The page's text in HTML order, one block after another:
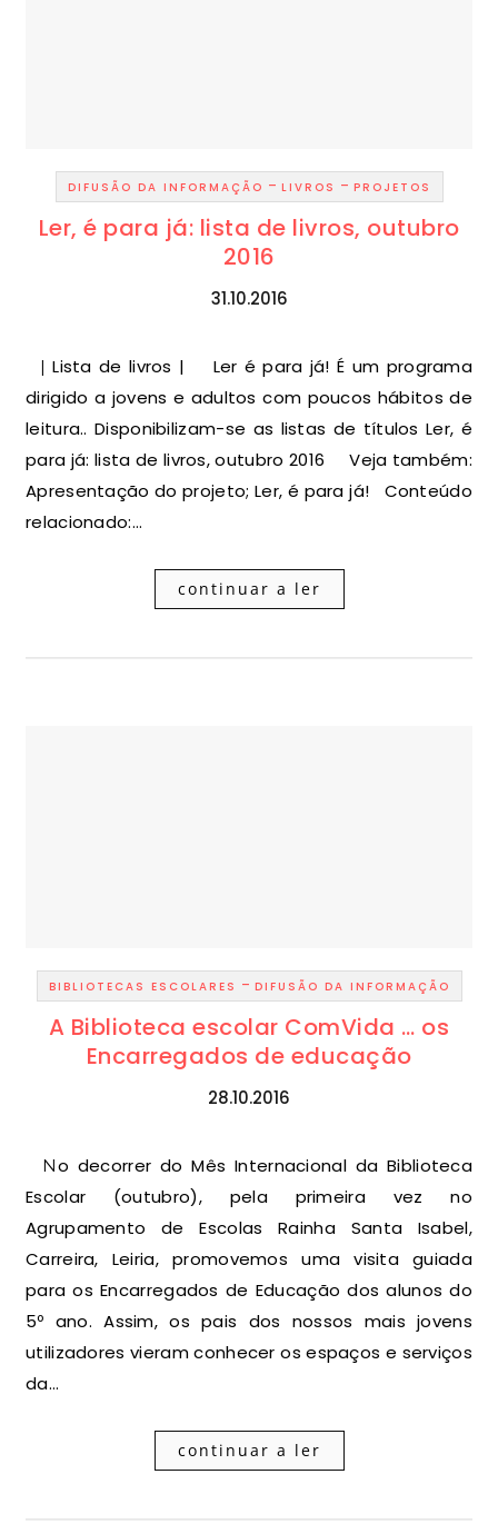
DIFUSÃO DA INFORMAÇÃO - LIVROS - PROJETOS
Ler, é para já: lista de livros, outubro
2016
31.10.2016
| Lista de livros | Ler é para já! É um programa
dirigido a jovens e adultos com poucos hábitos de
leitura.. Disponibilizam-se as listas de títulos Ler, é
para já: lista de livros, outubro 2016 Veja também:
Apresentação do projeto; Ler, é para já! Conteúdo
relacionado:…
continuar a ler
BIBLIOTECAS ESCOLARES - DIFUSÃO DA INFORMAÇÃO
A Biblioteca escolar ComVida … os
Encarregados de educação
28.10.2016
No decorrer do Mês Internacional da Biblioteca
Escolar (outubro), pela primeira vez no
Agrupamento de Escolas Rainha Santa Isabel,
Carreira, Leiria, promovemos uma visita guiada
para os Encarregados de Educação dos alunos do
5º ano. Assim, os pais dos nossos mais jovens
utilizadores vieram conhecer os espaços e serviços
da…
continuar a ler